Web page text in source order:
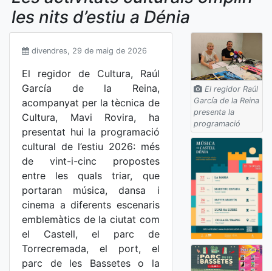
les nits d’estiu a Dénia
divendres, 29 de maig de 2026
El regidor de Cultura, Raúl
García de la Reina,
acompanyat per la tècnica de
Cultura, Mavi Rovira, ha
presentat hui la programació
cultural de l’estiu 2026: més
de vint-i-cinc propostes
entre les quals triar, que
portaran música, dansa i
cinema a diferents escenaris
emblemàtics de la ciutat com
el Castell, el parc de
Torrecremada, el port, el
parc de les Bassetes o la
El regidor Raúl
García de la Reina
presenta la
programació